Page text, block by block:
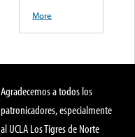
More
Agradecemos a todos los
patronicadores, especialmente
al UCLA Los Tigres de Norte